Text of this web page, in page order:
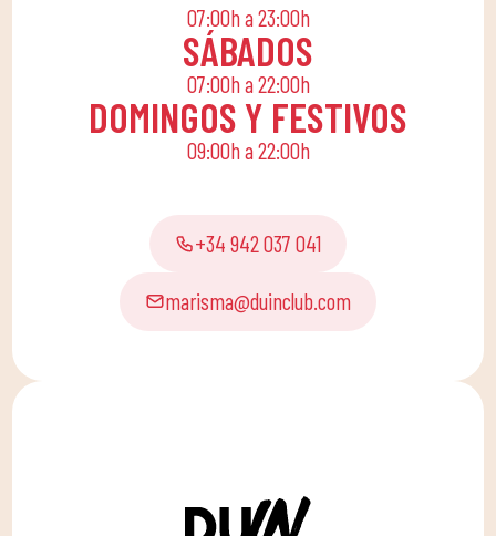
07:00h a 23:00h
SÁBADOS
07:00h a 22:00h
DOMINGOS Y FESTIVOS
09:00h a 22:00h
+34 942 037 041
marisma@duinclub.com